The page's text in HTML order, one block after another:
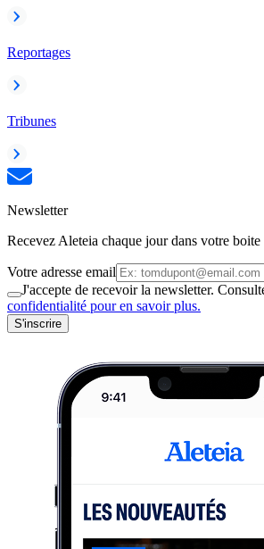
Reportages
Tribunes
Newsletter
Recevez Aleteia chaque jour dans votre boite
Votre adresse email
J'accepte de recevoir la newsletter.
confidentialité pour en savoir plus.
S'inscrire